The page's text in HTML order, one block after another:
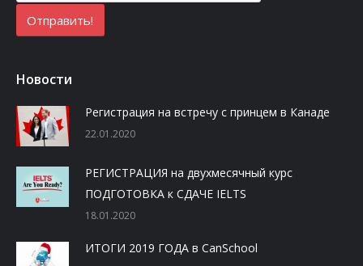
Новости
Регистрация на встречу с принцем в Канаде
22.01.2020
РЕГИСТРАЦИЯ на двухмесячный курс
ПОДГОТОВКА к СДАЧЕ IELTS
18.01.2020
ИТОГИ 2019 ГОДА в CanSchool